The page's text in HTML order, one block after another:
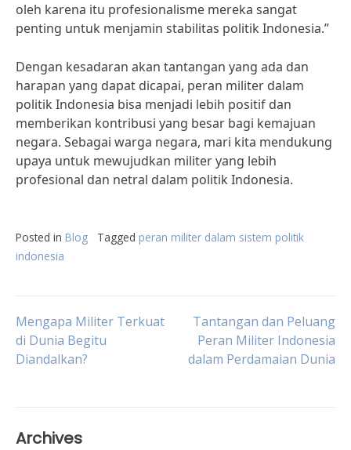
oleh karena itu profesionalisme mereka sangat
penting untuk menjamin stabilitas politik Indonesia.”
Dengan kesadaran akan tantangan yang ada dan
harapan yang dapat dicapai, peran militer dalam
politik Indonesia bisa menjadi lebih positif dan
memberikan kontribusi yang besar bagi kemajuan
negara. Sebagai warga negara, mari kita mendukung
upaya untuk mewujudkan militer yang lebih
profesional dan netral dalam politik Indonesia.
Posted in Blog Tagged peran militer dalam sistem politik
indonesia
Post
navigation
Mengapa Militer Terkuat
di Dunia Begitu
Diandalkan?
Tantangan dan Peluang
Peran Militer Indonesia
dalam Perdamaian Dunia
Archives